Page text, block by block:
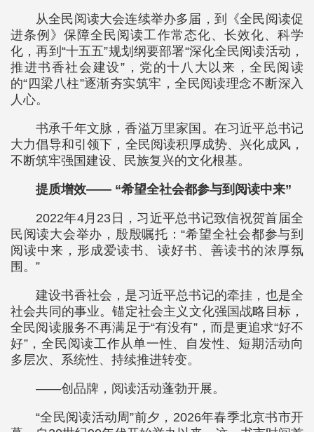
从全民阅读大会连续举办多届，到《全民阅读促
进条例》保障全民阅读工作常态化、长效化、科学
化，再到“十五五”规划纲要部署“深化全民阅读活动，
推进书香社会建设”，党的十八大以来，全民阅读
的“四梁八柱”逐渐夯实筑牢，全民阅读理念不断深入
人心。
书承千年文脉，香溢万里家国。在习近平总书记
大力倡导和引领下，全民阅读积厚成势、兴化成风，
不断筑牢强国建设、民族复兴的文化根基。
提质增效—— “希望全社会都参与到阅读中来”
2022年4月23日，习近平总书记致信祝贺首届全
民阅读大会举办，殷殷嘱托：“希望全社会都参与到
阅读中来，形成爱读书、读好书、善读书的浓厚氛
围。”
建设书香社会，是习近平总书记的牵挂，也是全
社会共同的事业。锚定社会主义文化强国战略目标，
全民阅读服务不再满足于“有没有”，而是更追求“好不
好”，全民阅读工作从单一性、自发性、短期活动向
多层次、系统性、持续推进转变。
——创品牌，阅读活动蓬勃开展。
“全民阅读活动周”前夕，2026年春季北京书市开